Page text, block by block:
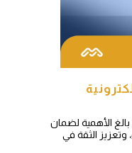
بالغ الأهمية لضمان
الثقة في